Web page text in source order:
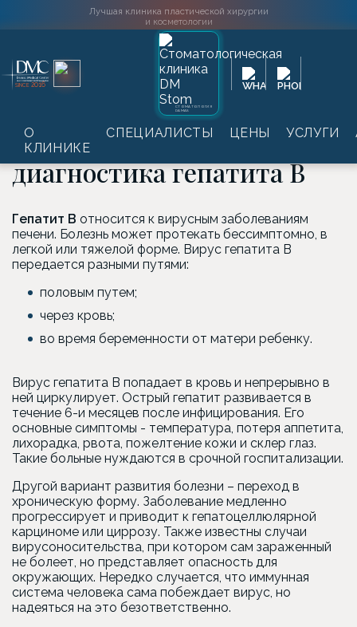
Лучшая клиника пластической хирургии
и косметологии
SINCE 2016
СТОМАТОЛОГИЯ
DAMAS
О
КЛИНИКЕ
СПЕЦИАЛИСТЫ ЦЕНЫ УСЛУГИ
Главная → Лабораторные обследования →
Серологическая диагностика инфекционных болезней
Серологическая диагностика гепатита В
Серологическая
диагностика гепатита В
Гепатит B относится к вирусным заболеваниям
печени. Болезнь может протекать бессимптомно, в
легкой или тяжелой форме. Вирус гепатита В
передается разными путями:
половым путем;
через кровь;
во время беременности от матери ребенку.
Вирус гепатита В попадает в кровь и непрерывно в
ней циркулирует. Острый гепатит развивается в
течение 6-и месяцев после инфицирования. Его
основные симптомы - температура, потеря аппетита,
лихорадка, рвота, пожелтение кожи и склер глаз.
Такие больные нуждаются в срочной госпитализации.
Другой вариант развития болезни – переход в
хроническую форму. Заболевание медленно
прогрессирует и приводит к гепатоцеллюлярной
карциноме или циррозу. Также известны случаи
вирусоносительства, при котором сам зараженный
не болеет, но представляет опасность для
окружающих. Нередко случается, что иммунная
система человека сама побеждает вирус, но
надеяться на это безответственно.